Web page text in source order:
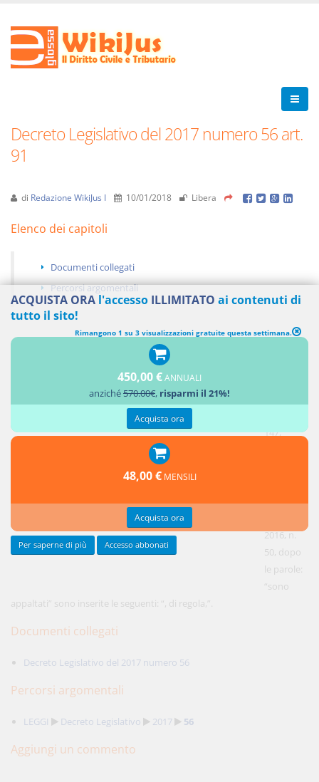
Decreto Legislativo del 2017 numero 56 art.
91
di Redazione WikiJus I 10/01/2018 Libera
Elenco dei capitoli
Documenti collegati
Percorsi argomentali
MODIFICHE ALL'ARTICOLO 147 DEL DECRETO LEGISLATIVO 18
147,
legislativo
2016, n.
50, dopo
le parole:
“sono
appaltati” sono inserite le seguenti: “, di regola,”.
Documenti collegati
Decreto Legislativo del 2017 numero 56
Percorsi argomentali
LEGGI Decreto Legislativo 2017 56
Aggiungi un commento
ACQUISTA ORA l'accesso ILLIMITATO ai contenuti di
tutto il sito!
Rimangono 1 su 3 visualizzazioni gratuite questa settimana.
450,00 €ANNUALI
anziché570.00€, risparmi il 21%!
Acquista ora
48,00 € MENSILI
Acquista ora
Per saperne di più Accesso abbonati